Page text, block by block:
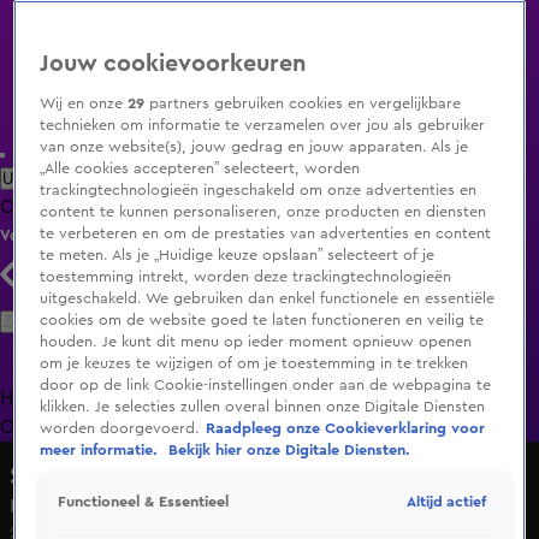
Uitzending Gemist Populaire programma's Zenders Genres
ClipsFilmsRadioSmart TV inlogShop
Volg KIJK
Zoeken
HomeUitzending Gemist Programma's De Bondgenoten
OranjezomerLivestreamsShop
Shownieuws
Patty Brard en Kees Stevens slaan de handen ineen
26 okt 2024, 08:17
Jouw cookievoorkeuren
Wij en onze29 partners gebruiken cookies en vergelijkbare
technieken om informatie te verzamelen over jou als gebruiker
van onze website(s), jouw gedrag en jouw apparaten. Als je
„Alle cookies accepteren” selecteert, worden
trackingtechnologieën ingeschakeld om onze advertenties en
content te kunnen personaliseren, onze producten en diensten
te verbeteren en om de prestaties van advertenties en content
te meten. Als je „Huidige keuze opslaan” selecteert of je
toestemming intrekt, worden deze trackingtechnologieën
uitgeschakeld. We gebruiken dan enkel functionele en essentiële
cookies om de website goed te laten functioneren en veilig te
houden. Je kunt dit menu op ieder moment opnieuw openen
om je keuzes te wijzigen of om je toestemming in te trekken
door op de link Cookie-instellingen onder aan de webpagina te
klikken. Je selecties zullen overal binnen onze Digitale Diensten
worden doorgevoerd.
Raadpleeg onze Cookieverklaring voor
meer informatie.
Bekijk hier onze Digitale Diensten.
Functioneel & Essentieel Altijd actief